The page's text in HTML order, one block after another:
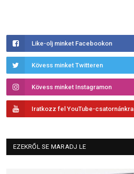
Like-olj minket Facebookon
Kövess minket Twitteren
Kövess minket Instagramon
Iratkozz fel YouTube-csatornánkra
EZEKRŐL SE MARADJ LE